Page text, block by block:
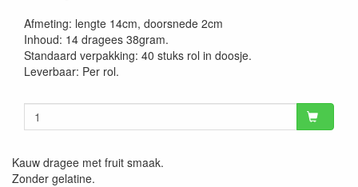
Afmeting: lengte 14cm, doorsnede 2cm
Inhoud: 14 dragees 38gram.
Standaard verpakking: 40 stuks rol in doosje.
Leverbaar: Per rol.
Kauw dragee met fruit smaak.
Zonder gelatine.